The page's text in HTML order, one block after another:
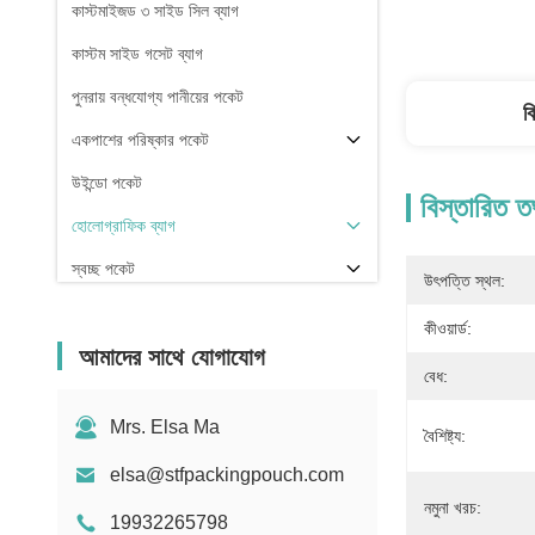
কাস্টমাইজড ৩ সাইড সিল ব্যাগ
কাস্টম সাইড গসেট ব্যাগ
পুনরায় বন্ধযোগ্য পানীয়ের পকেট
একপাশের পরিষ্কার পকেট
উইন্ডো পকেট
হোলোগ্রাফিক ব্যাগ
স্বচ্ছ পকেট
আমাদের সাথে যোগাযোগ
Mrs. Elsa Ma
elsa@stfpackingpouch.com
19932265798
বিস্তারিত
উৎপত্তি স্থল:
কীওয়ার্ড:
বেধ:
বৈশিষ্ট্য:
নমুনা খরচ: